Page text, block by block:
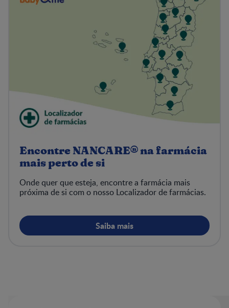
Encontre NANCARE® na farmácia
mais perto de si
Onde quer que esteja, encontre a farmácia mais
próxima de si com o nosso Localizador de farmácias.
Saiba mais